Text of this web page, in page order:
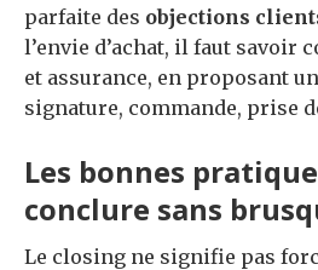
parfaite des objections
l’envie d’achat, il faut savoir
et assurance, en proposant
signature, commande, prise
Les bonnes
conclure sans
Le closing ne signifie pas